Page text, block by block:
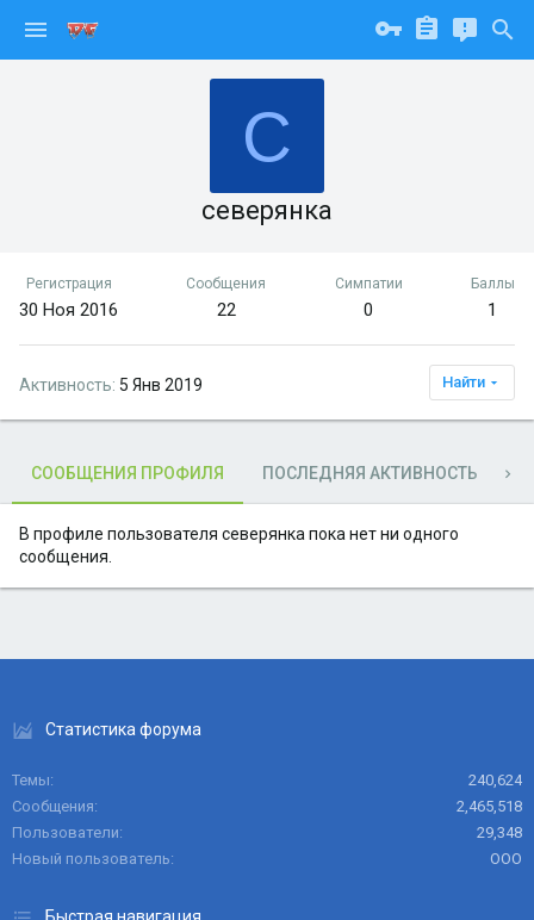
С
северянка
Регистрация
30 Ноя 2016
Сообщения
22
Симпатии
0
Баллы
1
Активность 5 Янв 2019 Найти
СООБЩЕНИЯ ПРОФИЛЯ ПОСЛЕДНЯЯ АКТИВНОСТЬ
В профиле пользователя северянка пока нет ни одного
сообщения.
Статистика форума
Темы
240,624
Сообщения
2,465,518
Пользователи
29,348
Новый пользователь
ООО